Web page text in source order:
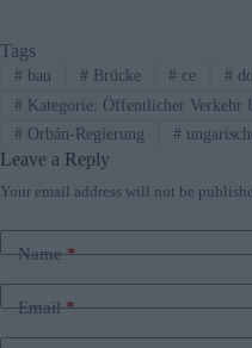
Tags
#bau #Brücke # ce #
#Kategorie: Öffentlicher Verkehr
#Orbán-Regierung #
Leave a Reply
Your email address will not be
Name*
Email*